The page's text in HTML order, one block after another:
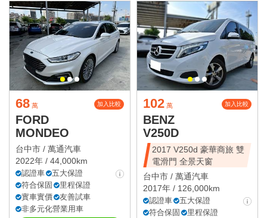
68 萬 加入比較
FORD
MONDEO
台中市 / 萬通汽車
2022年 / 44,000km
認證車
五大保證
符合保固
里程保證
實車實價
友善試車
非多元化營業用車
102 萬 加入比較
BENZ
V250D
2017 V250d 豪華商旅 雙
電滑門 全景天窗
台中市 / 萬通汽車
2017年 / 126,000km
認證車
五大保證
符合保固
里程保證